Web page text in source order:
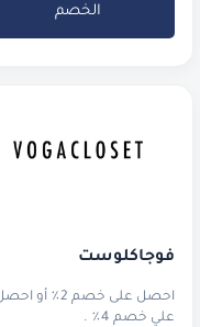
الخصم
فوجاكلوست
احصل على خصم 2٪ أو احصل
علي خصم 4٪ .